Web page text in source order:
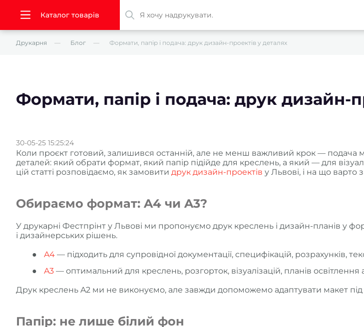
Каталог товарів
Друкарня Блог Формати, папір і подача: друк дизайн-проектів у деталях
Формати, папір і подача: друк дизайн-
30-05-25 15:25:24
Коли проєкт готовий, залишився останній, але не менш важливий крок — подача
деталей: який обрати формат, який папір підійде для креслень, а який — для
цій статті розповідаємо, як замовити друк дизайн-проектів у Львові, і на що варто
Обираємо формат: A4 чи A3?
У друкарні Фестпрінт у Львові ми пропонуємо друк креслень і дизайн-планів у
і дизайнерських рішень.
A4 — підходить для супровідної документації, специфікацій, розрахунків,
A3 — оптимальний для креслень, розгорток, візуалізацій, планів
Друк креслень A2 ми не виконуємо, але завжди допоможемо адаптувати макет
Папір: не лише білий фон